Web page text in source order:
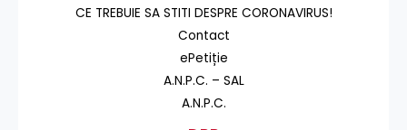
CE TREBUIE SA STITI DESPRE CORONAVIRUS!
Contact
ePetiție
A.N.P.C. – SAL
A.N.P.C.